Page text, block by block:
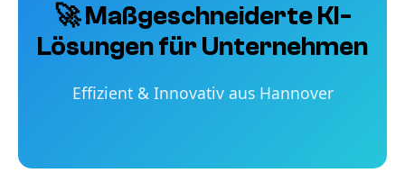
🚀 Maßgeschneiderte KI-
Lösungen für Unternehmen
Effizient & Innovativ aus Hannover